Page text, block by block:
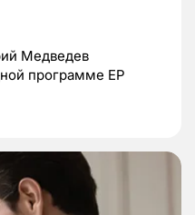
Медведев
программе ЕР